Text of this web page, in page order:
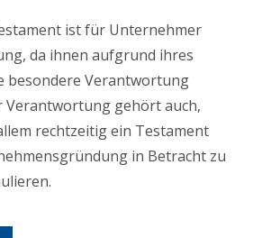
ist für Unternehmer
da ihnen aufgrund ihres
besondere Verantwortung
Verantwortung gehört auch,
rechtzeitig ein Testament
in Betracht zu